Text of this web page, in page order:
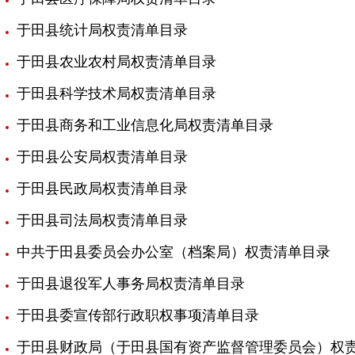
于田县统计局权责清单目录
于田县农业农村局权责清单目录
于田县科学技术局权责清单目录
于田县商务和工业信息化局权责清单目录
于田县公安局权责清单目录
于田县民政局权责清单目录
于田县司法局权责清单目录
中共于田县委员会办公室（档案局）权责清单目录
于田县退役军人事务局权责清单目录
于田县委宣传部行政职权事项清单目录
于田县财政局（于田县国有资产监督管理委员会）权